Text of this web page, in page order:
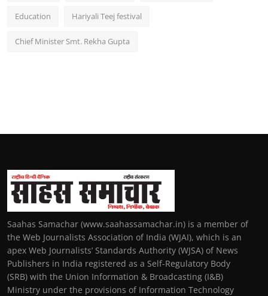
Education Hariyali Teej festival
Chief Minister Smt. Rekha Gupta
Saahas Samachar (www.saahassamachar.in) is a member of
the Web Journalists Association of India (WJAI), which is an
apex Web Journalists’ Standards Authority (WJSA) of News
Publishers in India registered as a Self-Regulatory Body
(SRB) with the Union Information & Broadcasting (I&B)
Ministry under the provisions of Information Technology